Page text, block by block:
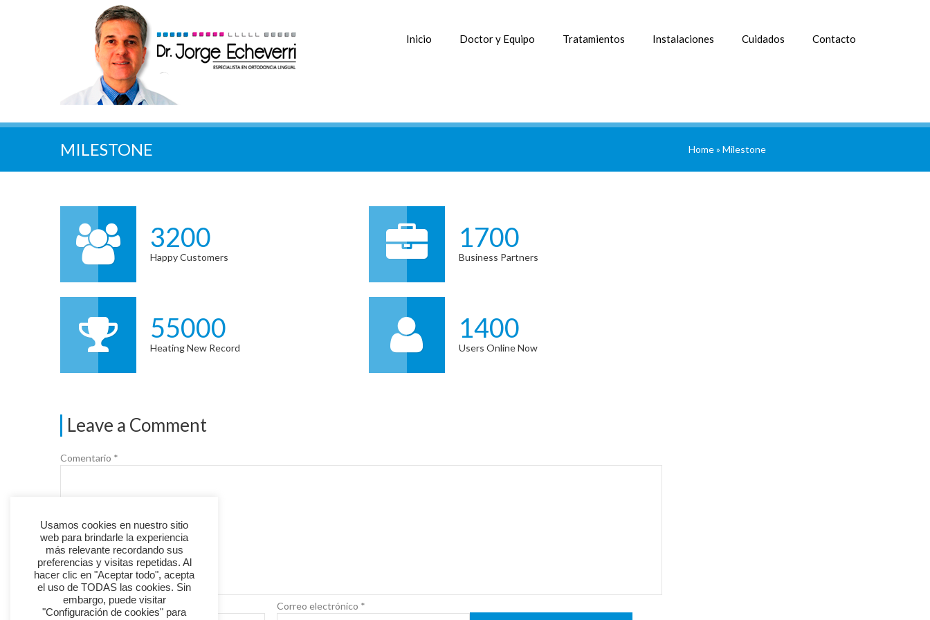
Inicio Doctor y Equipo Tratamientos Instalaciones Cuidados Contacto
MILESTONE Home» Milestone
3200
Happy Customers
55000
Heating New Record
1700
Business Partners
1400
Users Online Now
Leave a Comment
Comentario *
Nombre * Correo electrónico *
Usamos cookies en nuestro sitio
web para brindarle la experiencia
más relevante recordando sus
preferencias y visitas repetidas. Al
hacer clic en "Aceptar todo", acepta
el uso de TODAS las cookies. Sin
embargo, puede visitar
"Configuración de cookies" para